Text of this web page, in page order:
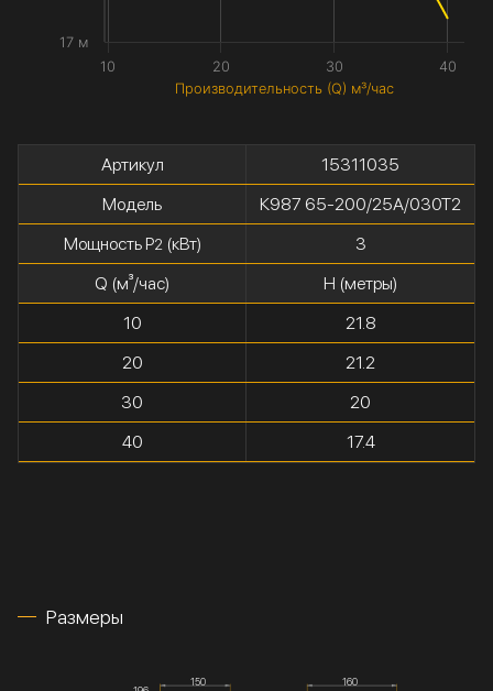
Производительность (Q) м³/час
10 20 30 40
17 м
Артикул
15311035
Модель
К987 65-200/25А/030Т2
Мощность P2 (кВт)
3
Q (м³/час)
H (метры)
10
21.8
20
21.2
30
20
40
17.4
Размеры
150 160